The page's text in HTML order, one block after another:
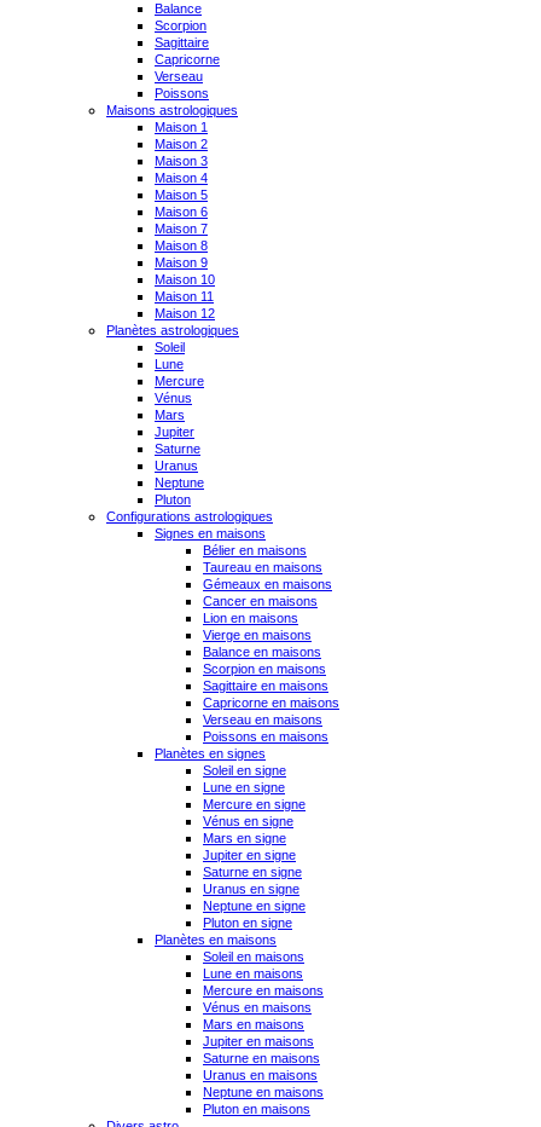
Balance
Scorpion
Sagittaire
Capricorne
Verseau
Poissons
Maisons astrologiques
Maison 1
Maison 2
Maison 3
Maison 4
Maison 5
Maison 6
Maison 7
Maison 8
Maison 9
Maison 10
Maison 11
Maison 12
Planètes astrologiques
Soleil
Lune
Mercure
Vénus
Mars
Jupiter
Saturne
Uranus
Neptune
Pluton
Configurations astrologiques
Signes en maisons
Bélier en maisons
Taureau en maisons
Gémeaux en maisons
Cancer en maisons
Lion en maisons
Vierge en maisons
Balance en maisons
Scorpion en maisons
Sagittaire en maisons
Capricorne en maisons
Verseau en maisons
Poissons en maisons
Planètes en signes
Soleil en signe
Lune en signe
Mercure en signe
Vénus en signe
Mars en signe
Jupiter en signe
Saturne en signe
Uranus en signe
Neptune en signe
Pluton en signe
Planètes en maisons
Soleil en maisons
Lune en maisons
Mercure en maisons
Vénus en maisons
Mars en maisons
Jupiter en maisons
Saturne en maisons
Uranus en maisons
Neptune en maisons
Pluton en maisons